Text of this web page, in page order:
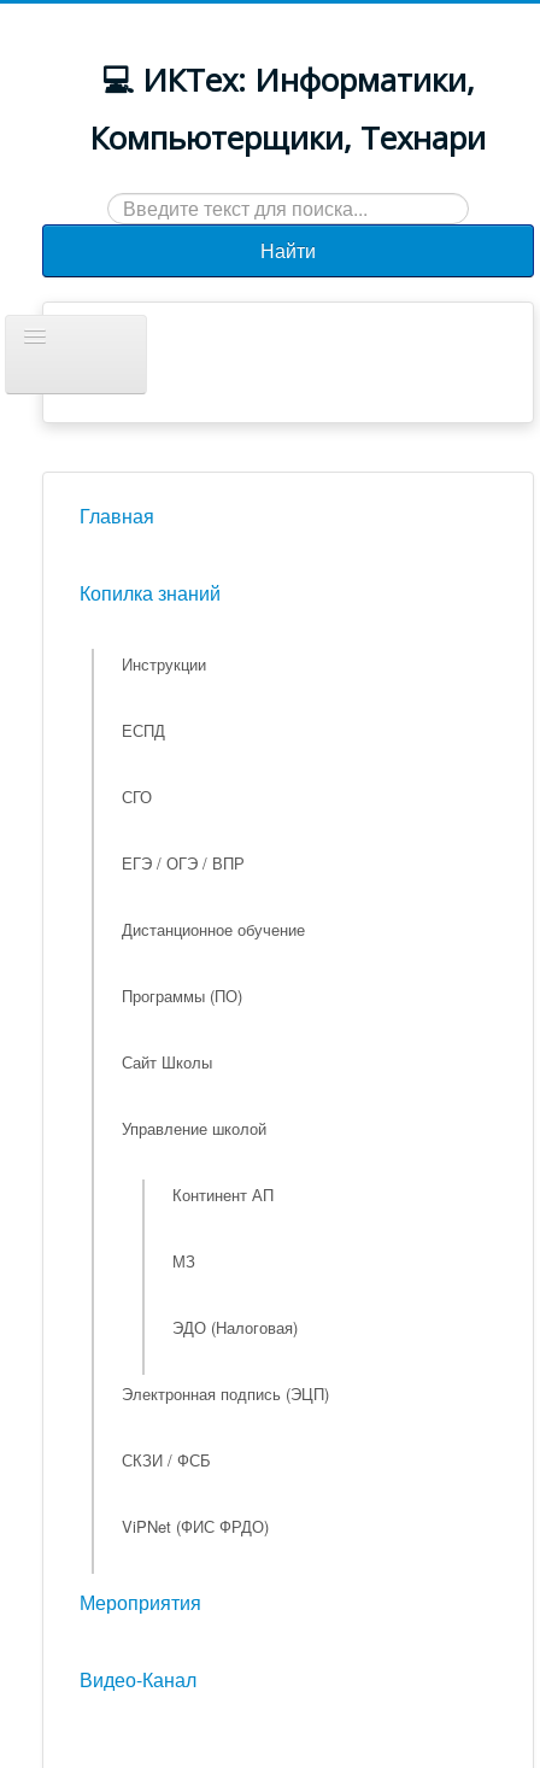
💻 ИКТех: Информатики,
Компьютерщики, Технари
Искать...
Найти
навигацию
Новости
Главная
Копилка знаний
Инструкции
ЕСПД
СГО
ЕГЭ / ОГЭ / ВПР
Дистанционное обучение
Программы (ПО)
Сайт Школы
Управление школой
Континент АП
МЗ
ЭДО (Налоговая)
Электронная подпись (ЭЦП)
СКЗИ / ФСБ
ViPNet (ФИС ФРДО)
Мероприятия
Видео-Канал